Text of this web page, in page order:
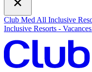
Club Med All Inclusive
Inclusive Resorts -